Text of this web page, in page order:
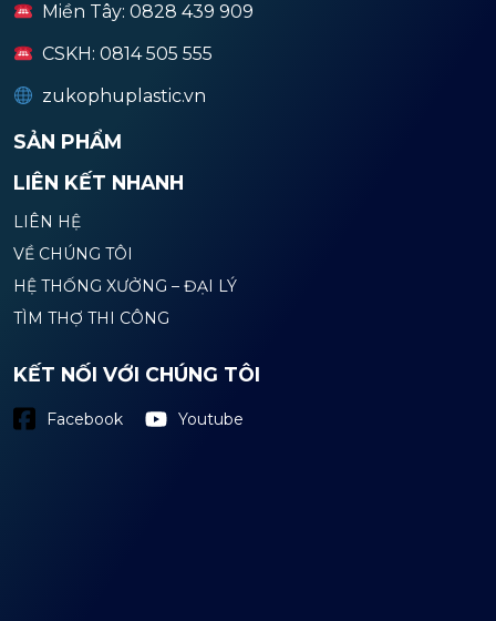
Miền Tây: 0828 439 909
CSKH: 0814 505 555
zukophuplastic.vn
SẢN PHẨM
LIÊN KẾT NHANH
LIÊN HỆ
VỀ CHÚNG TÔI
HỆ THỐNG XƯỞNG – ĐẠI LÝ
TÌM THỢ THI CÔNG
KẾT NỐI VỚI CHÚNG TÔI
Facebook Youtube